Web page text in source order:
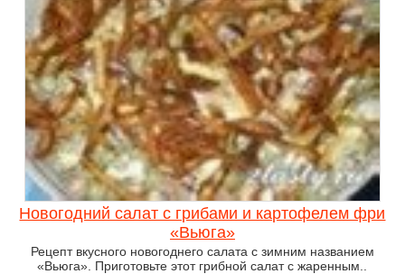
Новогодний салат с грибами и картофелем фри
«Вьюга»
Рецепт вкусного новогоднего салата с зимним названием
«Вьюга». Приготовьте этот грибной салат с жаренным..